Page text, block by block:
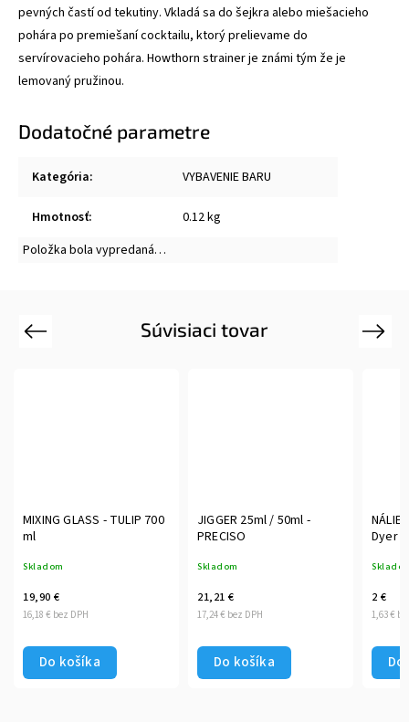
pevných častí od tekutiny. Vkladá sa do šejkra alebo miešacieho
pohára po premiešaní cocktailu, ktorý prelievame do
servírovacieho pohára. Howthorn strainer je známi tým že je
lemovaný pružinou.
Dodatočné parametre
Kategória: VYBAVENIE BARU
Hmotnosť:
0.12 kg
Položka bola vypredaná…
Súvisiaci tovar
Previous
MIXING GLASS - TULIP 700
ml
Skladom
16,18 € bez DPH
19,90 €
Do košíka
JIGGER 25ml / 50ml -
PRECISO
Skladom
17,24 € bez DPH
21,21 €
Do košíka
Dyer
1,63 €
2 €
Next